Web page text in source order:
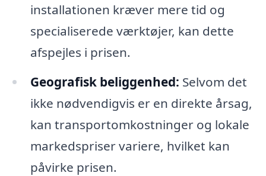
installationen kræver mere tid og
specialiserede værktøjer, kan dette
afspejles i prisen.
Geografisk beliggenhed: Selvom det
ikke nødvendigvis er en direkte årsag,
kan transportomkostninger og lokale
markedspriser variere, hvilket kan
påvirke prisen.